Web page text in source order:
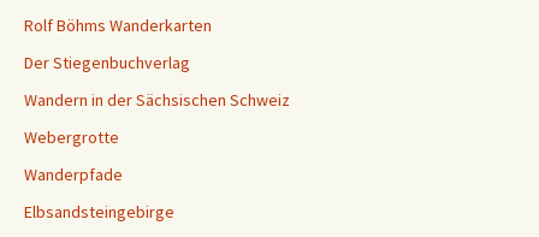
Rolf Böhms Wanderkarten
Der Stiegenbuchverlag
Wandern in der Sächsischen Schweiz
Webergrotte
Wanderpfade
Elbsandsteingebirge